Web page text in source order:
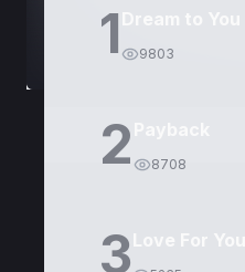
1 9803
2 8708
3